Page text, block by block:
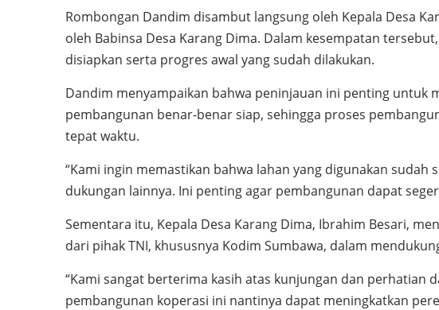
Rombongan Dandim disambut langsung oleh Kepala Desa
oleh Babinsa Desa Karang Dima. Dalam kesempatan
disiapkan serta progres awal yang sudah dilakukan.
Dandim menyampaikan bahwa peninjauan ini penting untuk
pembangunan benar-benar siap, sehingga proses
tepat waktu.
“Kami ingin memastikan bahwa lahan yang digunakan
dukungan lainnya. Ini penting agar pembangunan dapat
Sementara itu, Kepala Desa Karang Dima, Ibrahim Besari,
dari pihak TNI, khususnya Kodim Sumbawa, dalam
“Kami sangat berterima kasih atas kunjungan dan perhatian
pembangunan koperasi ini nantinya dapat meningkatkan